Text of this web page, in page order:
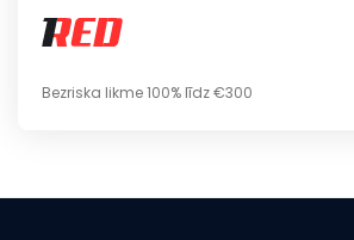
Bezriska likme 100% līdz €300